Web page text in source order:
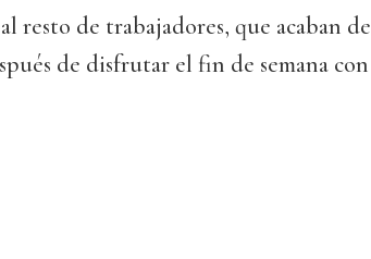
resto de trabajadores, que acaban de
de disfrutar el fin de semana con